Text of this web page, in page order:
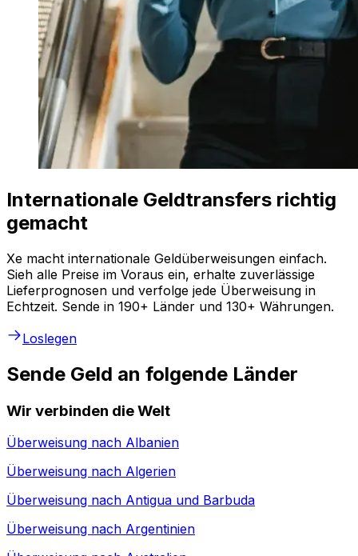
Internationale Geldtransfers richtig
gemacht
Xe macht internationale Geldüberweisungen einfach.
Sieh alle Preise im Voraus ein, erhalte zuverlässige
Lieferprognosen und verfolge jede Überweisung in
Echtzeit. Sende in 190+ Länder und 130+ Währungen.
Loslegen
Sende Geld an folgende Länder
Wir verbinden die Welt
Überweisung nach Albanien
Überweisung nach Algerien
Überweisung nach Antigua und Barbuda
Überweisung nach Argentinien